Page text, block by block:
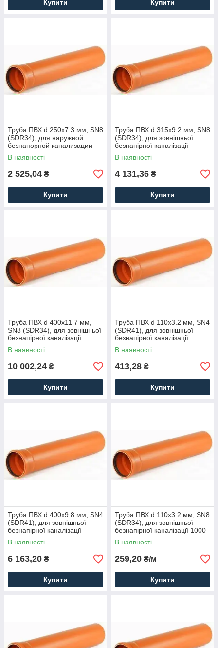
Купити Купити
Труба ПВХ d 250x7.3 мм, SN8
(SDR34), для наружной
безнапорной канализации
В наявності
2 525,04 ₴
Купити
Труба ПВХ d 315x9.2 мм, SN8
(SDR34), для зовнішньої
безнапірної каналізації
В наявності
4 131,36 ₴
Купити
Труба ПВХ d 400x11.7 мм,
SN8 (SDR34), для зовнішньої
безнапірної каналізації
В наявності
10 002,24 ₴
Купити
Труба ПВХ d 110x3.2 мм, SN4
(SDR41), для зовнішньої
безнапірної каналізації
В наявності
413,28 ₴
Купити
Труба ПВХ d 400x9.8 мм, SN4
(SDR41), для зовнішньої
безнапірної каналізації
В наявності
6 163,20 ₴
Купити
Труба ПВХ d 110x3.2 мм, SN8
(SDR34), для зовнішньої
безнапірної каналізації 1000
В наявності
259,20 ₴/м
Купити